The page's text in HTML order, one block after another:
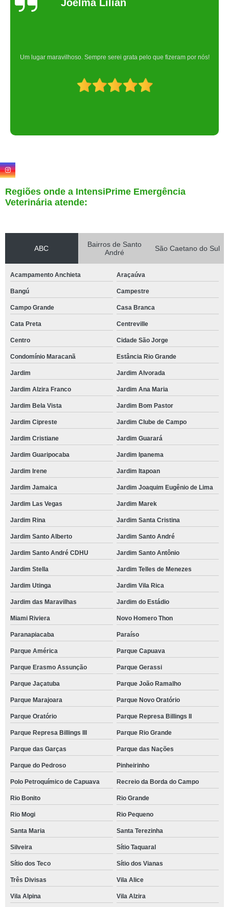
Joelma Lilian
Um lugar maravilhoso. Sempre serei grata pelo que fizeram por nós!
Regiões onde a IntensiPrime Emergência
Veterinária atende:
ABC
Bairros de Santo
André
São Caetano do Sul
Acampamento Anchieta Araçaúva
Bangú Campestre
Campo Grande Casa Branca
Cata Preta Centreville
Centro Cidade São Jorge
Condomínio Maracanã Estância Rio Grande
Jardim Jardim Alvorada
Jardim Alzira Franco Jardim Ana Maria
Jardim Bela Vista Jardim Bom Pastor
Jardim Cipreste Jardim Clube de Campo
Jardim Cristiane Jardim Guarará
Jardim Guaripocaba Jardim Ipanema
Jardim Irene Jardim Itapoan
Jardim Jamaica Jardim Joaquim Eugênio de Lima
Jardim Las Vegas Jardim Marek
Jardim Rina Jardim Santa Cristina
Jardim Santo Alberto Jardim Santo André
Jardim Santo André CDHU Jardim Santo Antônio
Jardim Stella Jardim Telles de Menezes
Jardim Utinga Jardim Vila Rica
Jardim das Maravilhas Jardim do Estádio
Miami Riviera Novo Homero Thon
Paranapiacaba Paraíso
Parque América Parque Capuava
Parque Erasmo Assunção Parque Gerassi
Parque Jaçatuba Parque João Ramalho
Parque Marajoara Parque Novo Oratório
Parque Oratório Parque Represa Billings II
Parque Represa Billings III Parque Rio Grande
Parque das Garças Parque das Nações
Parque do Pedroso Pinheirinho
Polo Petroquímico de Capuava Recreio da Borda do Campo
Rio Bonito Rio Grande
Rio Mogi Rio Pequeno
Santa Maria Santa Terezinha
Silveira Sítio Taquaral
Sítio dos Teco Sítio dos Vianas
Três Divisas Vila Alice
Vila Alpina Vila Alzira